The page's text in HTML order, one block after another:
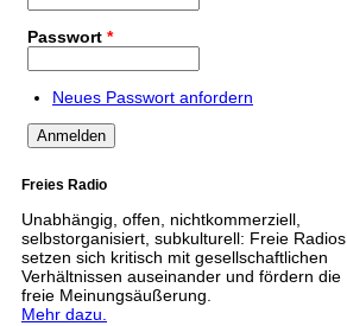
Passwort *
Neues Passwort anfordern
Freies Radio
Unabhängig, offen, nichtkommerziell,
selbstorganisiert, subkulturell: Freie Radios
setzen sich kritisch mit gesellschaftlichen
Verhältnissen auseinander und fördern die
freie Meinungsäußerung.
Mehr dazu.